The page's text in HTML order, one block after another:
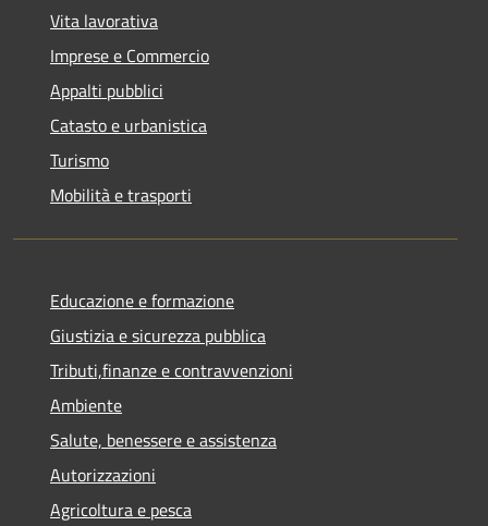
Vita lavorativa
Imprese e Commercio
Appalti pubblici
Catasto e urbanistica
Turismo
Mobilità e trasporti
Educazione e formazione
Giustizia e sicurezza pubblica
Tributi,finanze e contravvenzioni
Ambiente
Salute, benessere e assistenza
Autorizzazioni
Agricoltura e pesca